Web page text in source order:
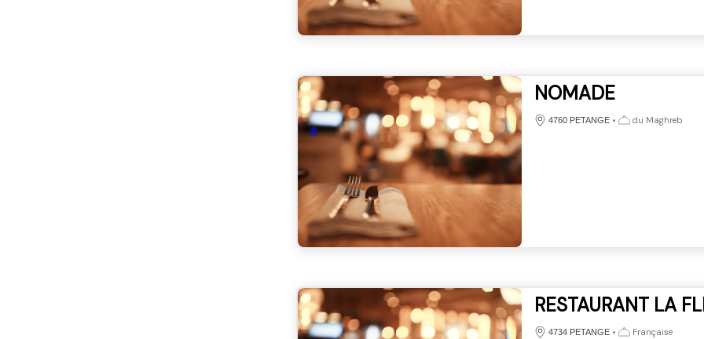
NOMADE
4760 PETANGE • du Maghreb
RESTAURANT LA
4734 PETANGE • Française